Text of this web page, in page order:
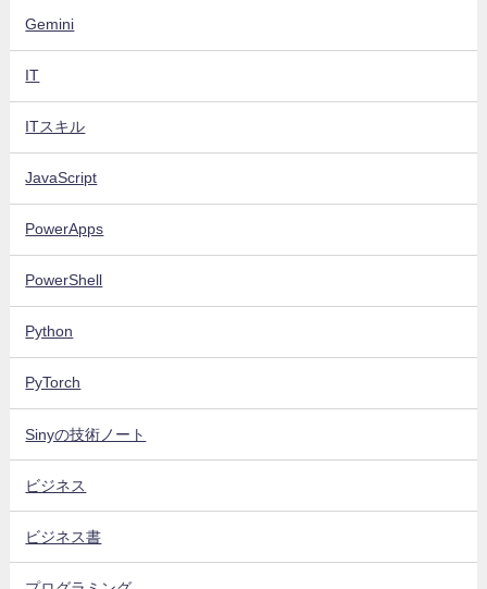
Gemini
IT
ITスキル
JavaScript
PowerApps
PowerShell
Python
PyTorch
Sinyの技術ノート
ビジネス
ビジネス書